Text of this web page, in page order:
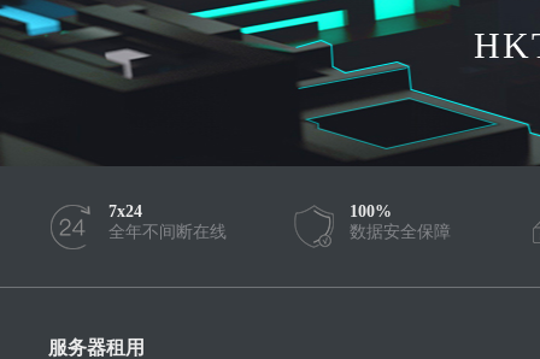
7x24
全年不间断在线
100%
数据安全保障
服务器租用